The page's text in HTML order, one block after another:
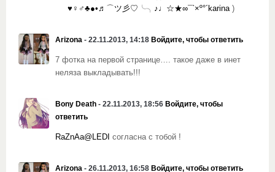
♥♀♂♣●•♬⌒ツ彡♡╰╮♪♩☆★∞¯`×º°´karina )
Arizona - 22.11.2013, 14:18 Войдите, чтобы ответить
7 фотка на первой странице…. такое даже в инет
неляза выкладывать!!!
Bony Death - 22.11.2013, 18:56 Войдите, чтобы
ответить
RaZnAa@LEDI согласна с тобой !
Arizona - 26.11.2013, 16:58 Войдите, чтобы ответить